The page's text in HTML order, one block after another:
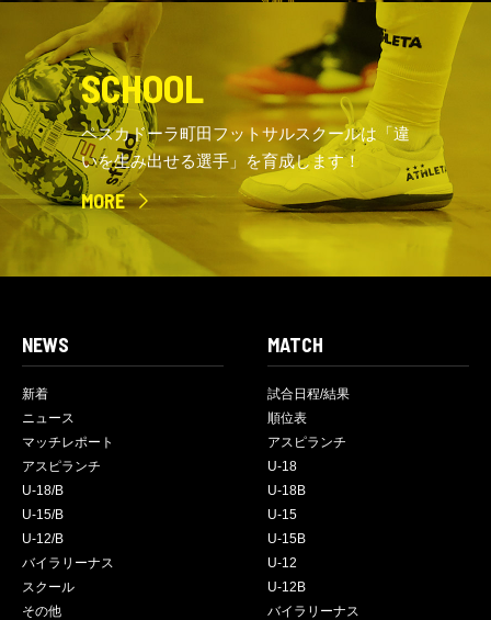
SCHOOL
ペスカドーラ町田フットサルスクールは「違
いを生み出せる選手」を育成します！
MORE
NEWS
新着
ニュース
マッチレポート
アスピランチ
U-18/B
U-15/B
U-12/B
バイラリーナス
スクール
その他
MATCH
試合日程/結果
順位表
アスピランチ
U-18
U-18B
U-15
U-15B
U-12
U-12B
バイラリーナス